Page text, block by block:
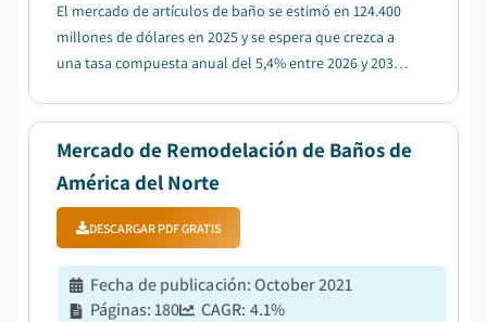
El mercado de artículos de baño se estimó en 124.400
millones de dólares en 2025 y se espera que crezca a
una tasa compuesta anual del 5,4% entre 2026 y 2035,
Mercado de Remodelación de Baños de
América del Norte
DESCARGAR PDF GRATIS
Fecha de publicación:October 2021
Páginas:180 CAGR: 4.1%